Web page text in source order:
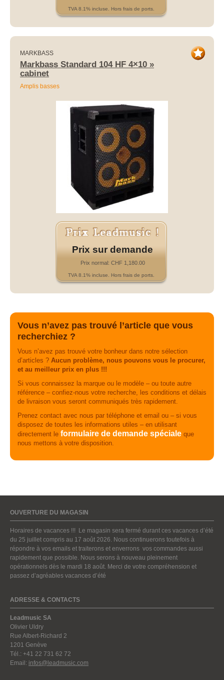
TVA 8.1% incluse. Hors frais de ports.
MARKBASS
Markbass Standard 104 HF 4×10 »
cabinet
Amplis basses
Prix sur demande
Prix normal: CHF 1,180.00
TVA 8.1% incluse. Hors frais de ports.
Vous n’avez pas trouvé l’article que vous
recherchiez ?
Vous n’avez pas trouvé votre bonheur dans notre sélection
d’articles ? Aucun problème, nous pouvons vous le procurer,
et au meilleur prix en plus !!!
Si vous connaissez la marque ou le modèle – ou toute autre
référence – confiez-nous votre recherche, les conditions et délais
de livraison vous seront communiqués très rapidement.
Prenez contact avec nous par téléphone et email ou – si vous
disposez de toutes les informations utiles – en utilisant
directement le formulaire de demande spéciale que
nous mettons à votre disposition.
OUVERTURE DU MAGASIN
Horaires de vacances !!! Le magasin sera fermé durant ces vacances d’été
du 25 juillet compris au 17 août 2026. Nous continuerons toutefois à
répondre à vos emails et traiterons et enverrons vos commandes aussi
rapidement que possible. Nous serons à nouveau pleinement
opérationnels dès le mardi 18 août. Merci de votre compréhension et
passez d’agréables vacances d’été
ADRESSE & CONTACTS
Leadmusic SA
Olivier Uldry
Rue Albert-Richard 2
1201 Genève
Tél.: +41 22 731 62 72
Email: infos@leadmusic.com